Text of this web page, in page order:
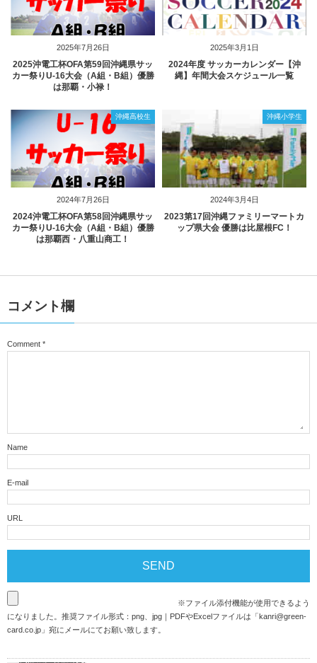
2025年7月26日
2025沖電工杯OFA第59回沖縄県サッ
カー祭りU-16大会（A組・B組）優勝
は那覇・小禄！
2025年3月1日
2024年度 サッカーカレンダー【沖
縄】年間大会スケジュール一覧
2024年7月26日
沖縄高校生
2024沖電工杯OFA第58回沖縄県サッ
カー祭りU-16大会（A組・B組）優勝
は那覇西・八重山商工！
2024年3月4日
沖縄小学生
2023第17回沖縄ファミリーマートカ
ップ県大会 優勝は比屋根FC！
コメント欄
Comment *
Name
E-mail
URL
※ファイル添付機能が使用できるよう
になりました。推奨ファイル形式：png、jpg｜PDFやExcelファイルは「kanri@green-
card.co.jp 」宛にメールにてお願い致します。